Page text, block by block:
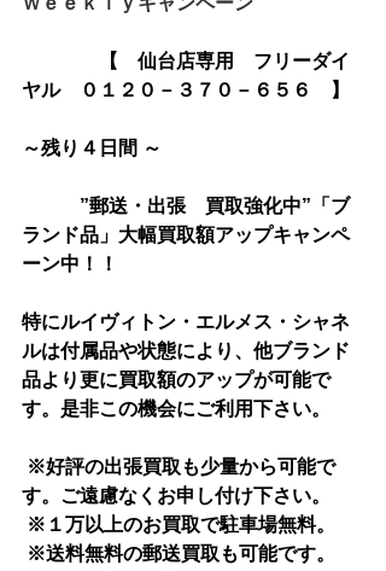
【　仙台店専用　フリーダイ
ヤル　０１２０－３７０－６５６　】
～残り４日間 ～
”郵送・出張　買取強化中”「ブ
ランド品」大幅買取額アップキャンペ
ーン中！！
特にルイヴィトン・エルメス・シャネ
ルは付属品や状態により、他ブランド
品より更に買取額のアップが可能で
す。是非この機会にご利用下さい。
※好評の出張買取も少量から可能で
す。ご遠慮なくお申し付け下さい。
※１万以上のお買取で駐車場無料。
※送料無料の郵送買取も可能です。